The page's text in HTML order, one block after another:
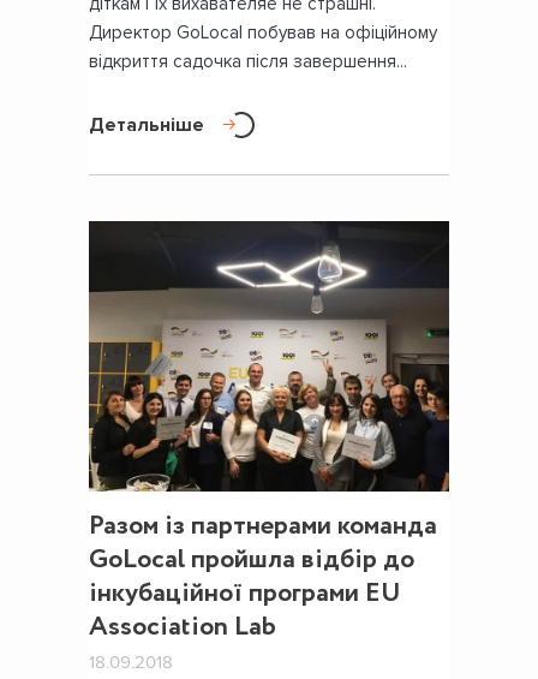
Директор GoLocal побував на офіційному
відкриття садочка після завершення...
Детальніше
Разом із партнерами команда
GoLocal пройшла відбір до
інкубаційної програми EU
Association Lab
18.09.2018